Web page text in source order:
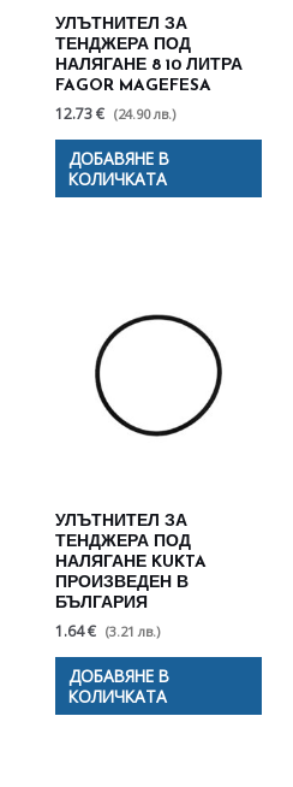
УЛЪТНИТЕЛ ЗА
ТЕНДЖЕРА ПОД
НАЛЯГАНЕ 8 10 ЛИТРА
FAGOR MAGEFESA
12.73 € (24.90 лв.)
ДОБАВЯНЕ В
КОЛИЧКАТА
УЛЪТНИТЕЛ ЗА
ТЕНДЖЕРА ПОД
НАЛЯГАНЕ KUKTA
ПРОИЗВЕДЕН В
БЪЛГАРИЯ
1.64 € (3.21 лв.)
ДОБАВЯНЕ В
КОЛИЧКАТА